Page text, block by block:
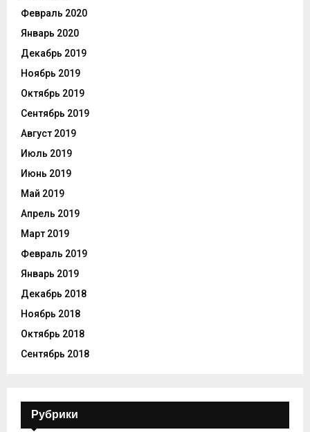
Февраль 2020
Январь 2020
Декабрь 2019
Ноябрь 2019
Октябрь 2019
Сентябрь 2019
Август 2019
Июль 2019
Июнь 2019
Май 2019
Апрель 2019
Март 2019
Февраль 2019
Январь 2019
Декабрь 2018
Ноябрь 2018
Октябрь 2018
Сентябрь 2018
Рубрики